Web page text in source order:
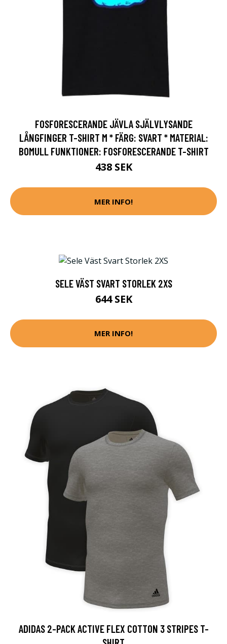
FOSFORESCERANDE JÄVLA SJÄLVLYSANDE
LÅNGFINGER T-SHIRT M * FÄRG: SVART * MATERIAL:
BOMULL FUNKTIONER: FOSFORESCERANDE T-SHIRT
438 SEK
MER INFO!
SELE VÄST SVART STORLEK 2XS
644 SEK
MER INFO!
ADIDAS 2-PACK ACTIVE FLEX COTTON 3 STRIPES T-